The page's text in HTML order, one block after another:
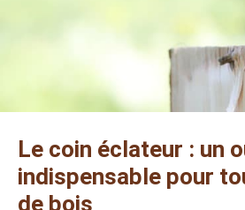
Le coin éclateur : un
indispensable pour
de bois